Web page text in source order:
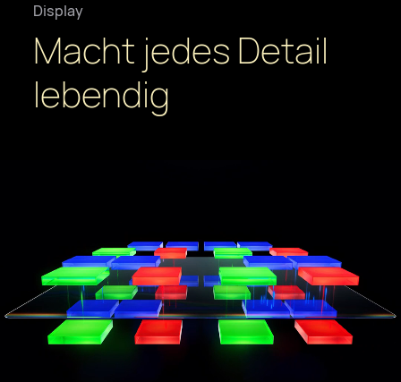
Display
Macht jedes Detail
lebendig